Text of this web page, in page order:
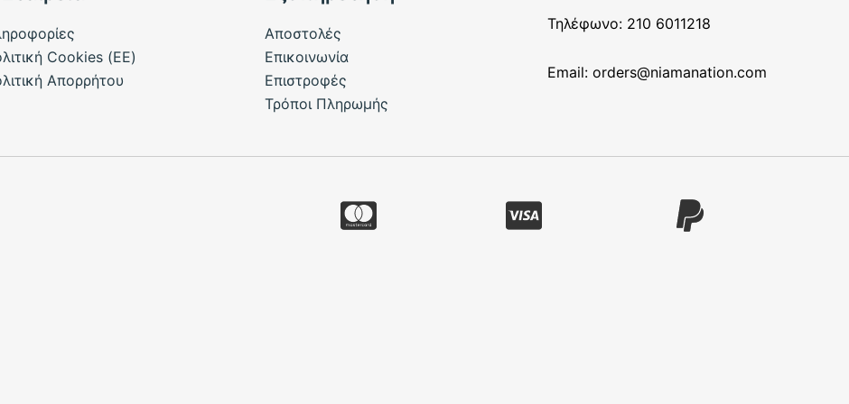
Cookies (ΕΕ)
Απορρήτου
Αποστολές
Επικοινωνία
Επιστροφές
Τρόποι Πληρωμής
Τηλέφωνο: 210 6011218
Email:orders@niamanation.com